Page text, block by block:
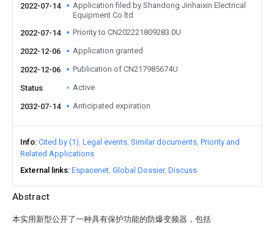
Abstract
本实用新型公开了一种具有保护功能的防爆变频器，包括
2022-07-14
Application filed by Shandong Jinhaixin Electrical
Equipment Co ltd
2022-07-14
Priority to CN202221809283.0U
2022-12-06 Application granted
2022-12-06 Publication of CN217985674U
Status Active
2032-07-14 Anticipated expiration
Info Cited by (1) Legal events Similar documents Priority and
Related Applications
External links Espacenet Global Dossier Discuss